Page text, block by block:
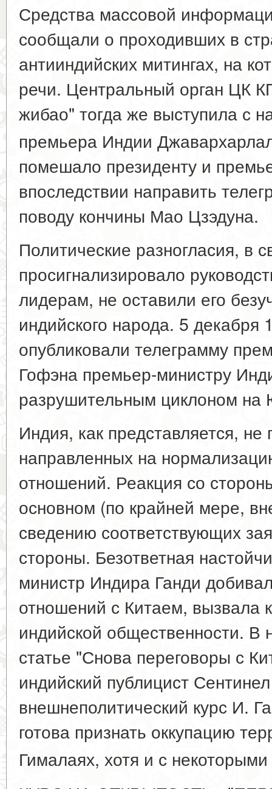
Средства массовой
сообщали о проходивших в
антииндийских митингах, на
речи. Центральный орган ЦК
жибао" тогда же выступила с
премьера Индии
помешало президенту и
впоследствии направить
поводу кончины Мао Цзэдуна.
Политические разногласия, в
просигнализировало
лидерам, не оставили его
индийского народа. 5 декабря
опубликовали телеграмму
Гофэна премьер-министру
разрушительным циклоном на
Индия, как представляется,
направленных на
отношений. Реакция со
основном (по крайней мере,
сведению соответствующих
стороны. Безответная
министр Индира Ганди
отношений с Китаем, вызвала
индийской общественности.
статье "Снова переговоры с
индийский публицист
внешнеполитический курс И.
готова признать оккупацию
Гималаях, хотя и с